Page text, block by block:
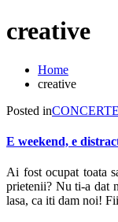
creative
Home
creative
Posted in
E weekend, e
Ai fost ocupat toata
prietenii? Nu ti-a dat
lasa, ca iti dam noi!